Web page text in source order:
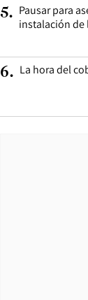
5. Pausar para
instalación de
6. La hora del